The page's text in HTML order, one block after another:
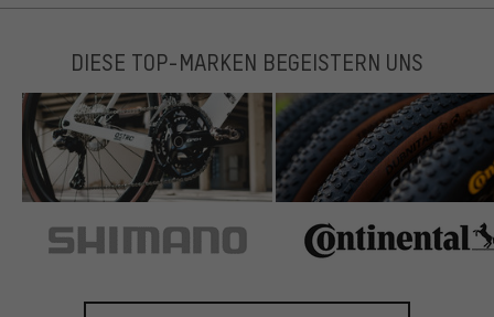
DIESE TOP-MARKEN BEGEISTERN UNS